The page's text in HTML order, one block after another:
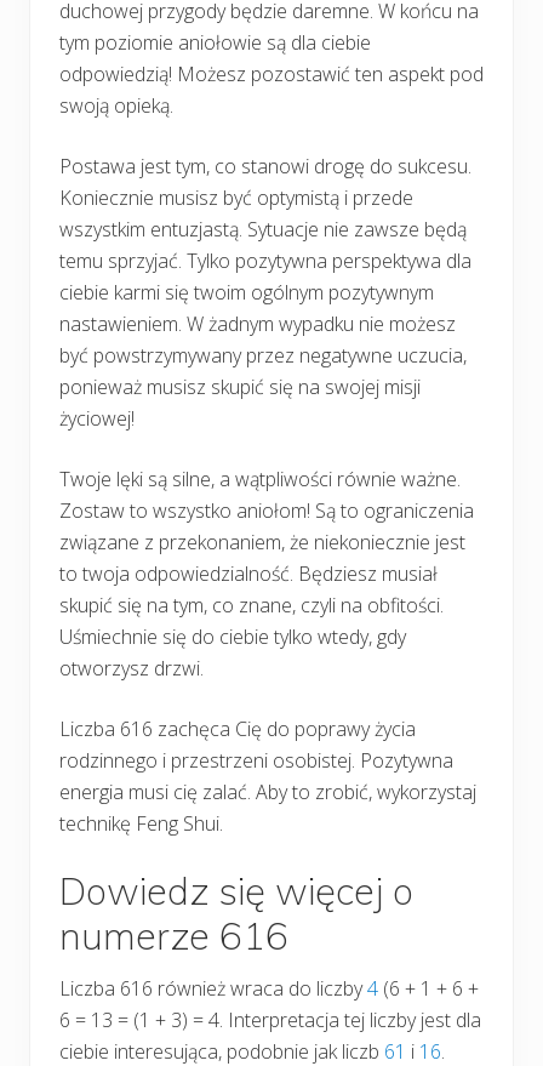
duchowej przygody będzie daremne. W końcu na
tym poziomie aniołowie są dla ciebie
odpowiedzią! Możesz pozostawić ten aspekt pod
swoją opieką.
Postawa jest tym, co stanowi drogę do sukcesu.
Koniecznie musisz być optymistą i przede
wszystkim entuzjastą. Sytuacje nie zawsze będą
temu sprzyjać. Tylko pozytywna perspektywa dla
ciebie karmi się twoim ogólnym pozytywnym
nastawieniem. W żadnym wypadku nie możesz
być powstrzymywany przez negatywne uczucia,
ponieważ musisz skupić się na swojej misji
życiowej!
Twoje lęki są silne, a wątpliwości równie ważne.
Zostaw to wszystko aniołom! Są to ograniczenia
związane z przekonaniem, że niekoniecznie jest
to twoja odpowiedzialność. Będziesz musiał
skupić się na tym, co znane, czyli na obfitości.
Uśmiechnie się do ciebie tylko wtedy, gdy
otworzysz drzwi.
Liczba 616 zachęca Cię do poprawy życia
rodzinnego i przestrzeni osobistej. Pozytywna
energia musi cię zalać. Aby to zrobić, wykorzystaj
technikę Feng Shui.
Dowiedz się więcej o
numerze 616
Liczba 616 również wraca do liczby4 (6 + 1 + 6 +
6 = 13 = (1 + 3) = 4. Interpretacja tej liczby jest dla
ciebie interesująca, podobnie jak liczb 61 i 16.